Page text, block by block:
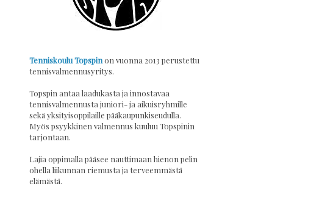
Tenniskoulu Topspinon vuonna 2013 perustettu
tennisvalmennusyritys.
Topspin antaa laadukasta ja innostavaa
tennisvalmennusta juniori- ja aikuisryhmille
sekä yksityisoppilaille pääkaupunkiseudulla.
Myös psyykkinen valmennus kuuluu Topspinin
tarjontaan.
Lajia oppimalla pääsee nauttimaan hienon pelin
ohella liikunnan riemusta ja terveemmästä
elämästä.